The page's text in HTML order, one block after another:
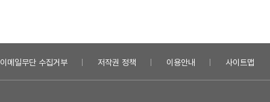
이메일무단 수집거부 저작권 정책 이용안내 사이트맵